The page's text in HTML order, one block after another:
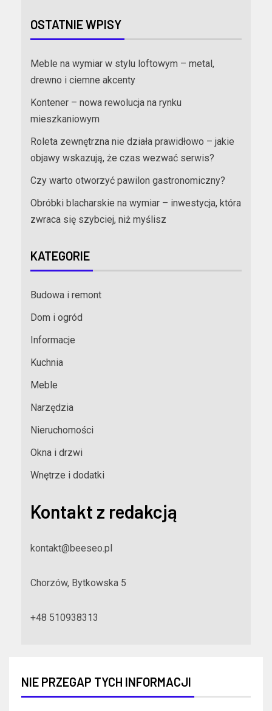
OSTATNIE WPISY
Meble na wymiar w stylu loftowym – metal,
drewno i ciemne akcenty
Kontener – nowa rewolucja na rynku
mieszkaniowym
Roleta zewnętrzna nie działa prawidłowo – jakie
objawy wskazują, że czas wezwać serwis?
Czy warto otworzyć pawilon gastronomiczny?
Obróbki blacharskie na wymiar – inwestycja, która
zwraca się szybciej, niż myślisz
KATEGORIE
Budowa i remont
Dom i ogród
Informacje
Kuchnia
Meble
Narzędzia
Nieruchomości
Okna i drzwi
Wnętrze i dodatki
Kontakt z redakcją
kontakt@beeseo.pl
Chorzów, Bytkowska 5
+48 510938313
NIE PRZEGAP TYCH INFORMACJI